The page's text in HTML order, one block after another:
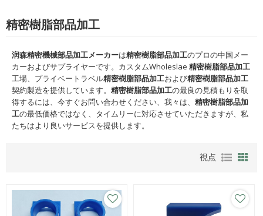
精密樹脂部品加工
润森精密機械部品加工メーカーは精密樹脂部品加工のプロの中国メー
カーおよびサプライヤーです。カスタムWholeslae 精密樹脂部品加工
工場、プライベートラベル精密樹脂部品加工および精密樹脂部品加工
契約製造を提供しています。 精密樹脂部品加工の最良の見積もりを取
得するには、今すぐお問い合わせください、我々は、 精密樹脂部品加
工の最低価格ではなく、タイムリーに対応させていただきますが、私
たちはより良いサービスを提供します。
視点